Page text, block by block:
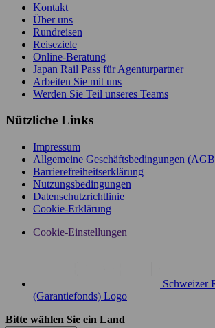
Kontakt
Über uns
Rundreisen
Reiseziele
Online-Beratung
Japan Rail Pass für Agenturpartner
Arbeiten Sie mit uns
Werden Sie Teil unseres Teams
Nützliche Links
Impressum
Allgemeine Geschäftsbedingungen
Barrierefreiheitserklärung
Nutzungsbedingungen
Datenschutzrichtlinie
Cookie-Erklärung
Cookie-Einstellungen
Schweizer
(Garantiefonds) Logo
Bitte wählen Sie ein Land